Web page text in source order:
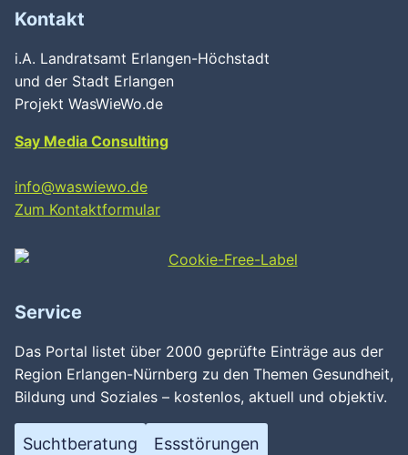
Kontakt
i.A. Landratsamt Erlangen-Höchstadt
und der Stadt Erlangen
Projekt WasWieWo.de
Say Media Consulting
info@waswiewo.de
Zum Kontaktformular
Service
Das Portal listet über 2000 geprüfte Einträge aus der
Region Erlangen-Nürnberg zu den Themen Gesundheit,
Bildung und Soziales – kostenlos, aktuell und objektiv.
Suchtberatung Essstörungen